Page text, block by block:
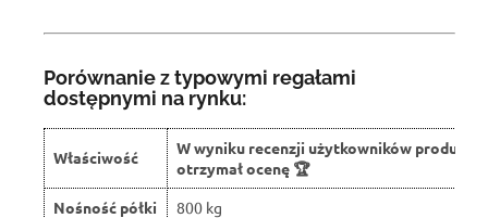
Porównanie z typowymi regałami
dostępnymi na rynku:
Właściwość
W wyniku recenzji użytkowników produkt
otrzymał ocenę 🏆
Nośność półki
800 kg